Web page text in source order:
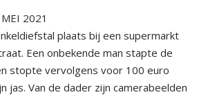
2021
plaats bij een supermarkt
Een onbekende man stapte de
stopte vervolgens voor 100 euro
jas. Van de dader zijn camerabeelden